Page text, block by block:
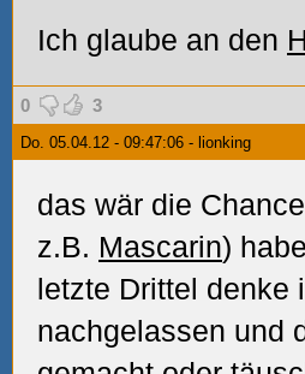
Ich glaube an den
0 3
Do. 05.04.12 - 09:47:06 - lionking
das wär die
z.B. Mascarin)
letzte Drittel
nachgelassen und